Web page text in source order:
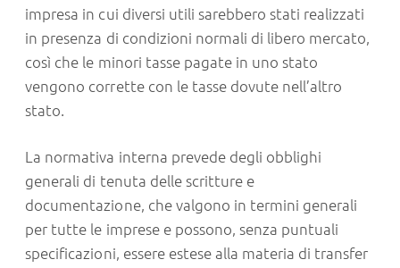
impresa in cui diversi utili sarebbero stati realizzati
in presenza di condizioni normali di libero mercato,
così che le minori tasse pagate in uno stato
vengono corrette con le tasse dovute nell’altro
stato.
La normativa interna prevede degli obblighi
generali di tenuta delle scritture e
documentazione, che valgono in termini generali
per tutte le imprese e possono, senza puntuali
specificazioni, essere estese alla materia di transfer